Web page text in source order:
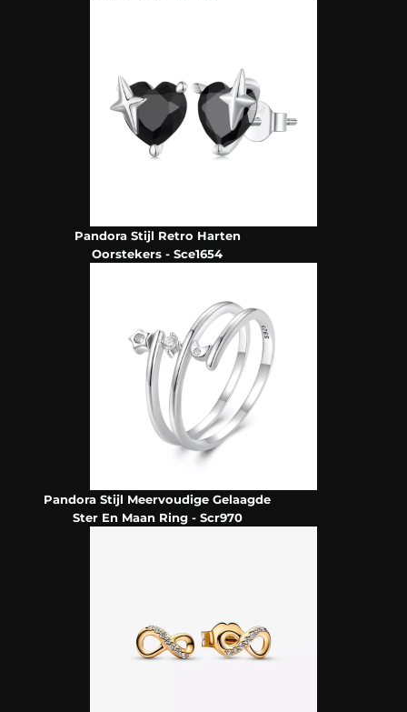
Pandora Stijl Retro Harten
Oorstekers - Sce1654
Pandora Stijl Meervoudige Gelaagde
Ster En Maan Ring - Scr970